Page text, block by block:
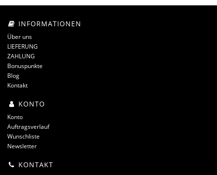
INFORMATIONEN
Über uns
LIEFERUNG
ZAHLUNG
Bonuspunkte
Blog
Kontakt
KONTO
Konto
Auftragsverlauf
Wunschliste
Newsletter
KONTAKT